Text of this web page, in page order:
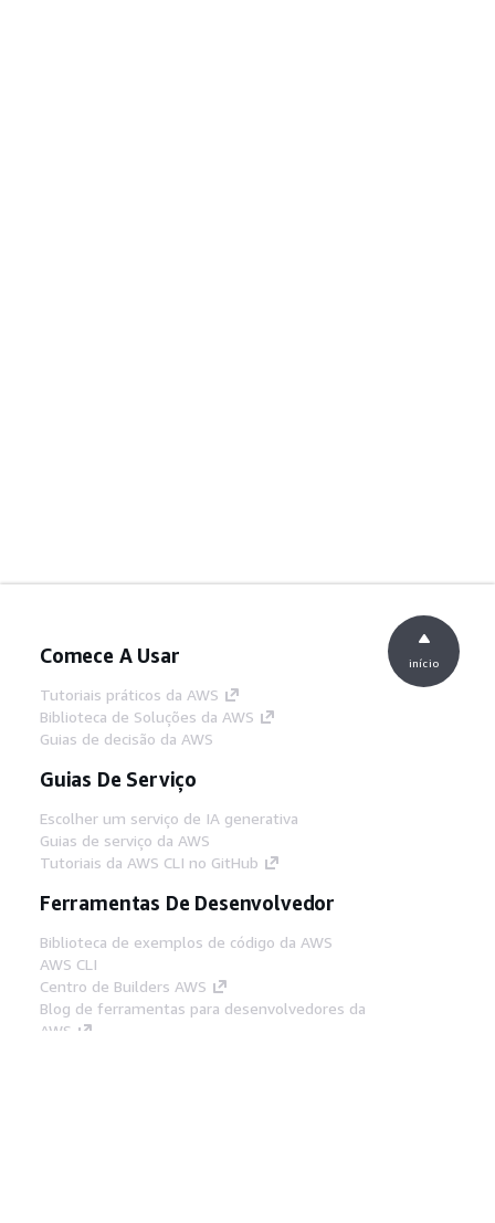
Comece A Usar
Tutoriais práticos da AWS
Biblioteca de Soluções da AWS
Guias de decisão da AWS
Guias De Serviço
Escolher um serviço de IA generativa
Guias de serviço da AWS
Tutoriais da AWS CLI no GitHub
Ferramentas De Desenvolvedor
Biblioteca de exemplos de código da AWS
AWS CLI
Centro de Builders AWS
Blog de ferramentas para desenvolvedores da
AWS
início